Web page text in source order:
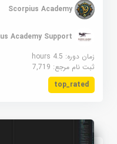
Scorpius Academy
Scorpius Academy Support
زمان دوره: 4.5 hours
ثبت نام مرجع:7,719
top_rated